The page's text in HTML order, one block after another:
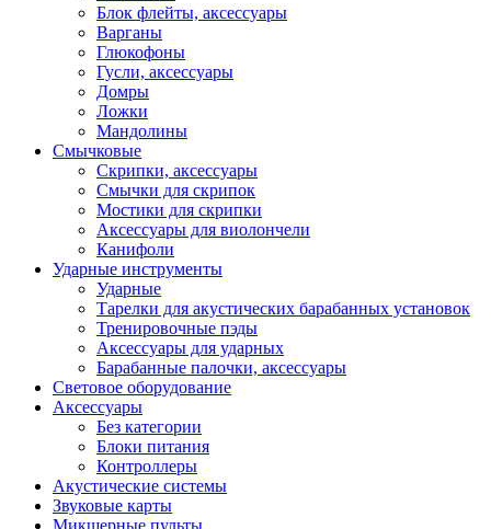
Блок флейты, аксессуары
Варганы
Глюкофоны
Гусли, аксессуары
Домры
Ложки
Мандолины
Смычковые
Скрипки, аксессуары
Смычки для скрипок
Мостики для скрипки
Аксессуары для виолончели
Канифоли
Ударные инструменты
Ударные
Тарелки для акустических барабанных установок
Тренировочные пэды
Аксессуары для ударных
Барабанные палочки, аксессуары
Световое оборудование
Аксессуары
Без категории
Блоки питания
Контроллеры
Акустические системы
Звуковые карты
Микшерные пульты